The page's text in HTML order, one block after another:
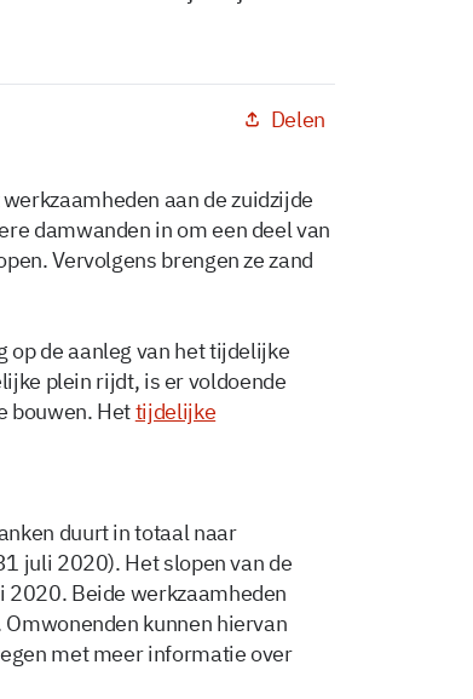
Delen
aan de zuidzijde
damwanden in om een deel van
Vervolgens brengen ze zand
op de aanleg van het tijdelijke
plein rijdt, is er voldoende
bouwen. Hettijdelijke
duurt in totaal naar
juli 2020). Het slopen van de
Beide werkzaamheden
kunnen hiervan
met meer informatie over